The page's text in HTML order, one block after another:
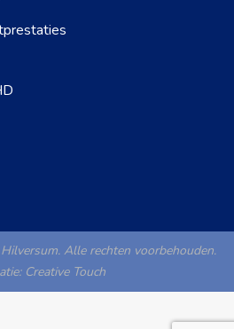
Alle rechten voorbehouden.
Creative Touch